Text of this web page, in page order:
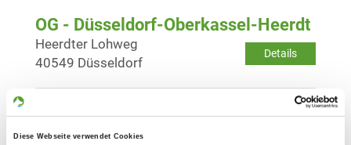
Diese Webseite verwendet Cookies
OG - Düsseldorf-Oberkassel-Heerdt
Details
Heerdter Lohweg
40549 Düsseldorf
OG - Giesenkirchen-Schelsen
Am Hampesweg 39